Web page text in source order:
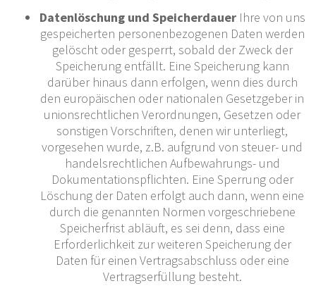
Datenlöschung und SpeicherdauerIhre von uns
gespeicherten personenbezogenen Daten werden
gelöscht oder gesperrt, sobald der Zweck der
Speicherung entfällt. Eine Speicherung kann
darüber hinaus dann erfolgen, wenn dies durch
den europäischen oder nationalen Gesetzgeber in
unionsrechtlichen Verordnungen, Gesetzen oder
sonstigen Vorschriften, denen wir unterliegt,
vorgesehen wurde, z.B. aufgrund von steuer- und
handelsrechtlichen Aufbewahrungs- und
Dokumentationspflichten. Eine Sperrung oder
Löschung der Daten erfolgt auch dann, wenn eine
durch die genannten Normen vorgeschriebene
Speicherfrist abläuft, es sei denn, dass eine
Erforderlichkeit zur weiteren Speicherung der
Daten für einen Vertragsabschluss oder eine
Vertragserfüllung besteht.